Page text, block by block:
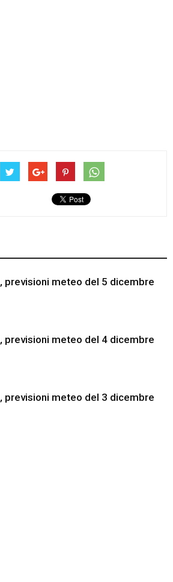
previsioni meteo del 5 dicembre
previsioni meteo del 4 dicembre
previsioni meteo del 3 dicembre